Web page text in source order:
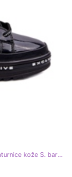
S.Barski Čipka -up ženske cipele na platformi naturnice kože S. barski Lr620 crno crna